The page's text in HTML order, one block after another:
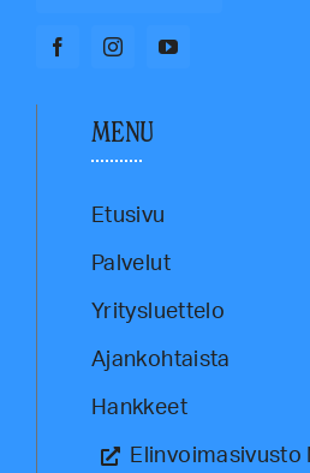
MENU
Etusivu
Palvelut
Yritysluettelo
Ajankohtaista
Hankkeet
Elinvoimasivusto